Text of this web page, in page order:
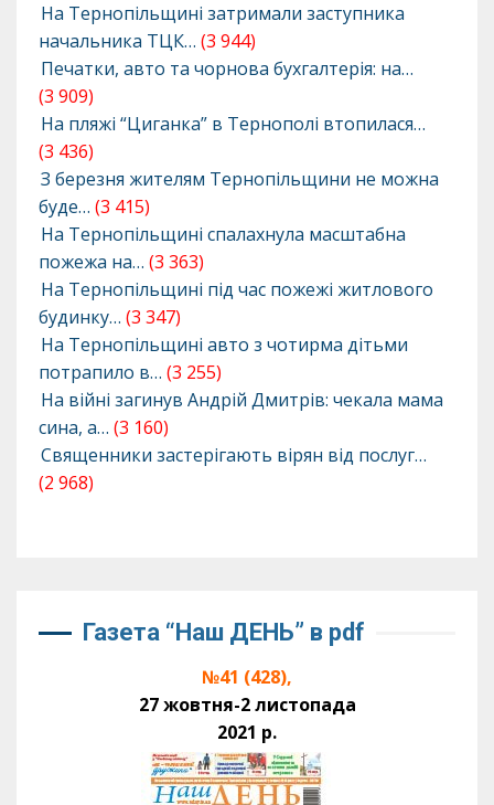
На Тернопільщині затримали заступника
начальника ТЦК… (3 944)
Печатки, авто та чорнова бухгалтерія: на…
(3 909)
На пляжі “Циганка” в Тернополі втопилася…
(3 436)
З березня жителям Тернопільщини не можна
буде… (3 415)
На Тернопільщині спалахнула масштабна
пожежа на… (3 363)
На Тернопільщині під час пожежі житлового
будинку… (3 347)
На Тернопільщині авто з чотирма дітьми
потрапило в… (3 255)
На війні загинув Андрій Дмитрів: чекала мама
сина, а… (3 160)
Священники застерігають вірян від послуг…
(2 968)
Газета “Наш ДЕНЬ” в pdf
№41 (428),
27 жовтня-2 листопада
2021 р.